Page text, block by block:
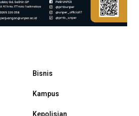
Bisnis
Kampus
Kepolisian